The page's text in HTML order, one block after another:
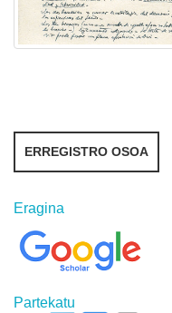
ERREGISTRO OSOA
Eragina
Partekatu